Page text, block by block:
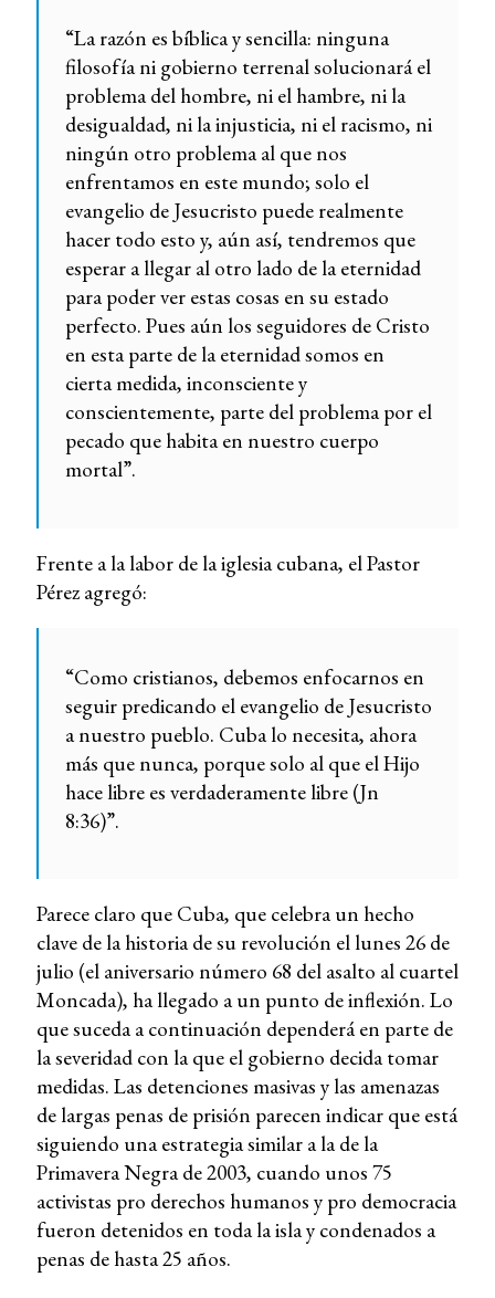
“La razón es bíblica y sencilla: ninguna
filosofía ni gobierno terrenal solucionará el
problema del hombre, ni el hambre, ni la
desigualdad, ni la injusticia, ni el racismo, ni
ningún otro problema al que nos
enfrentamos en este mundo; solo el
evangelio de Jesucristo puede realmente
hacer todo esto y, aún así, tendremos que
esperar a llegar al otro lado de la eternidad
para poder ver estas cosas en su estado
perfecto. Pues aún los seguidores de Cristo
en esta parte de la eternidad somos en
cierta medida, inconsciente y
conscientemente, parte del problema por el
pecado que habita en nuestro cuerpo
mortal”.
Frente a la labor de la iglesia cubana, el Pastor
Pérez agregó:
“Como cristianos, debemos enfocarnos en
seguir predicando el evangelio de Jesucristo
a nuestro pueblo. Cuba lo necesita, ahora
más que nunca, porque solo al que el Hijo
hace libre es verdaderamente libre (Jn
8:36)”.
Parece claro que Cuba, que celebra un hecho
clave de la historia de su revolución el lunes 26 de
julio (el aniversario número 68 del asalto al cuartel
Moncada), ha llegado a un punto de inflexión. Lo
que suceda a continuación dependerá en parte de
la severidad con la que el gobierno decida tomar
medidas. Las detenciones masivas y las amenazas
de largas penas de prisión parecen indicar que está
siguiendo una estrategia similar a la de la
Primavera Negra de 2003, cuando unos 75
activistas pro derechos humanos y pro democracia
fueron detenidos en toda la isla y condenados a
penas de hasta 25 años.